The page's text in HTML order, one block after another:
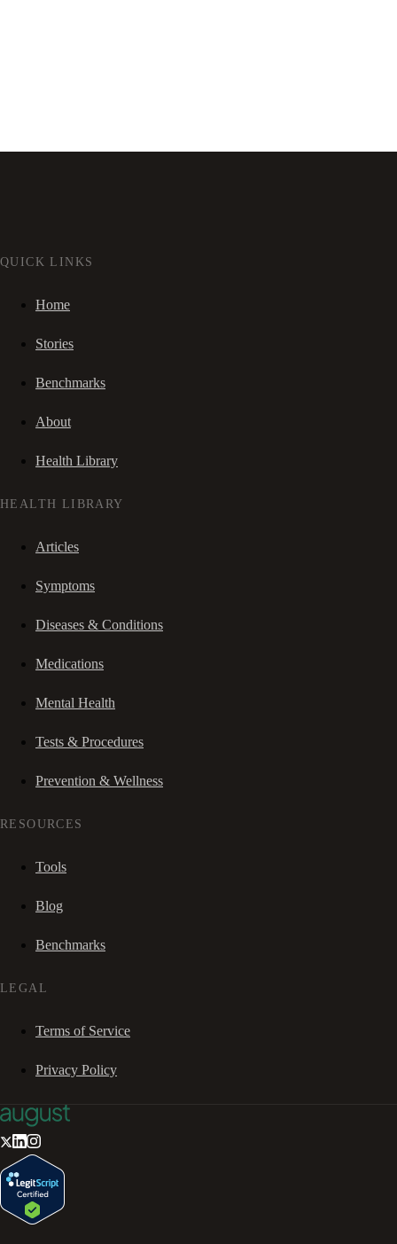
QUICK LINKS
Home
Stories
Benchmarks
About
Health Library
HEALTH LIBRARY
Articles
Symptoms
Diseases & Conditions
Medications
Mental Health
Tests & Procedures
Prevention & Wellness
RESOURCES
Tools
Blog
Benchmarks
LEGAL
Terms of Service
Privacy Policy